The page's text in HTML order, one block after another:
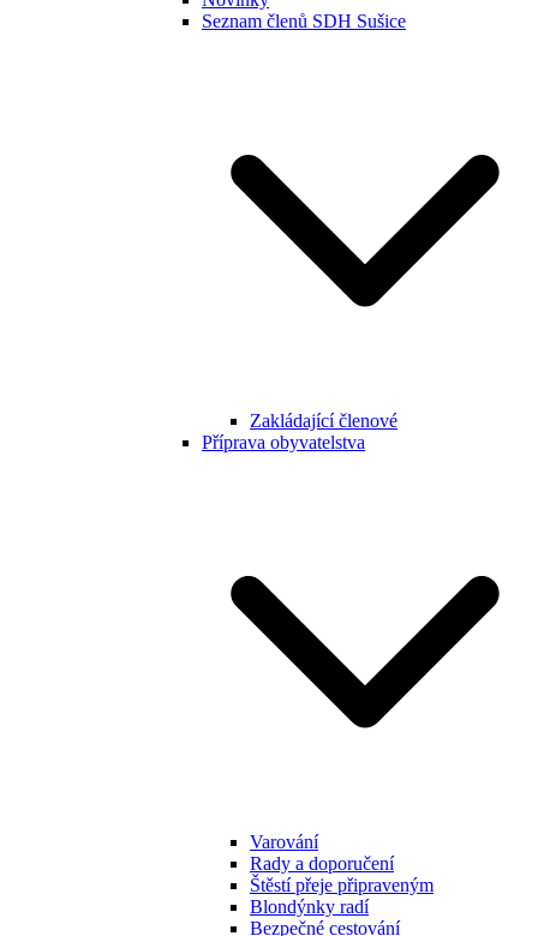
Seznam členů SDH Sušice
Zakládající členové
Příprava obyvatelstva
Varování
Rady a doporučení
Štěstí přeje připraveným
Blondýnky radí
Bezpečné cestování